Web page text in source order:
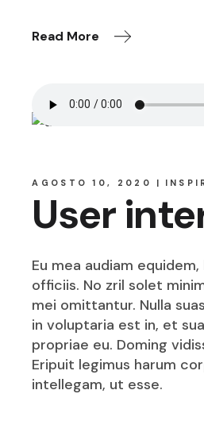
Read More
AGOSTO 10, 2020
User
Eu mea audiam
officiis. No zril solet
mei omittantur. Nulla
in voluptaria est in, et
propriae eu. Doming
Eripuit legimus harum
intellegam, ut esse.